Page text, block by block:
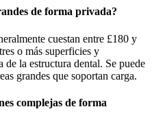
de forma privada?
cuestan entre £180 y
o más superficies y
la estructura dental. Se puede
grandes que soportan carga.
complejas de forma